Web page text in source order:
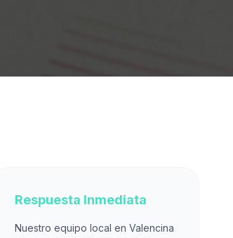
Respuesta Inmediata
Nuestro equipo local en Valencina